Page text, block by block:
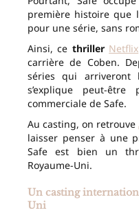
première histoire que
pour une série, sans
Ainsi, ce thriller Netflix
carrière de Coben.
séries qui arriveront
s’explique peut-
commerciale de Safe.
Au casting, on retrouve
laisser penser à une
Safe est bien un
Royaume-Uni.
Un casting
Uni